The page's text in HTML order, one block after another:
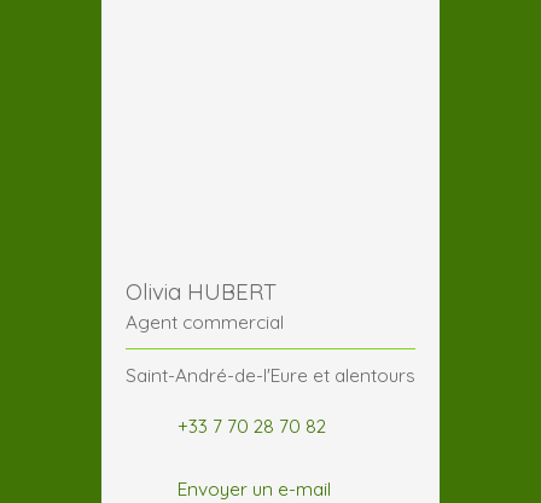
Olivia HUBERT
Agent commercial
Saint-André-de-l'Eure et alentours
+33 7 70 28 70 82
Envoyer un e-mail